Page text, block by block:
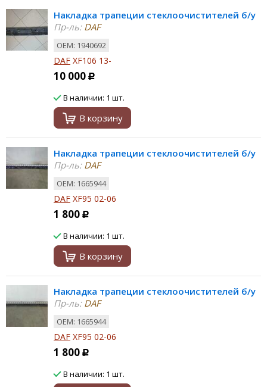
Накладка трапеции стеклоочистителей б/у
Пр-ль:DAF
ОЕМ: 1940692
DAF XF106 13-
10 000 Р
В наличии: 1 шт.
В корзину
Накладка трапеции стеклоочистителей б/у
Пр-ль:DAF
ОЕМ: 1665944
DAF XF95 02-06
1 800 Р
В наличии: 1 шт.
В корзину
Накладка трапеции стеклоочистителей б/у
Пр-ль:DAF
ОЕМ: 1665944
DAF XF95 02-06
1 800 Р
В наличии: 1 шт.